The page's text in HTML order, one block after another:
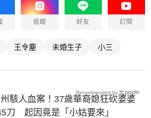
追蹤 好友 訂閱
王令塵 未婚生子 小三
駭人血案！37歲華裔媳狂砍婆婆
刀 起因竟是「小姑要來」
Recommended by